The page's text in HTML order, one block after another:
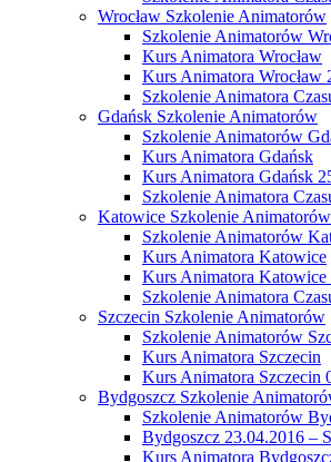
Wrocław Szkolenie Animatorów
Szkolenie Animatorów
Kurs Animatora Wrocław
Kurs Animatora Wrocław
Szkolenie Animatora
Gdańsk Szkolenie Animatorów
Szkolenie Animatorów
Kurs Animatora Gdańsk
Kurs Animatora Gdańsk
Szkolenie Animatora
Katowice Szkolenie Animatorów
Szkolenie Animatorów
Kurs Animatora Katowice
Kurs Animatora Katowice
Szkolenie Animatora
Szczecin Szkolenie Animatorów
Szkolenie Animatorów
Kurs Animatora Szczecin
Kurs Animatora Szczecin
Bydgoszcz Szkolenie
Szkolenie Animatorów
Bydgoszcz 23.04.2016 –
Kurs Animatora